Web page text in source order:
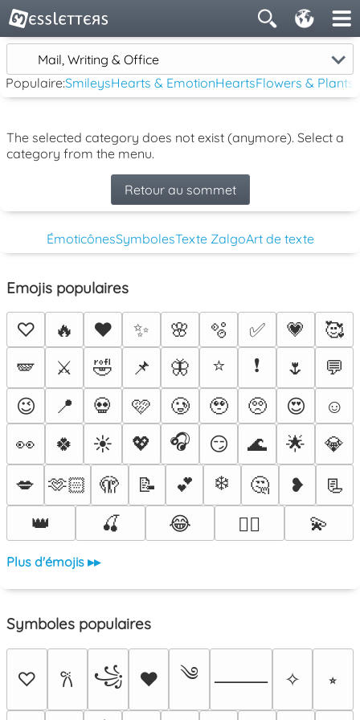
Mail, Writing & Office
Populaire:SmileysHearts & EmotionHeartsFlowers & Plants
The selected category does not exist (anymore). Select a
category from the menu.
Retour au sommet
ÉmoticônesSymbolesTexte ZalgoArt de texte
Emojis populaires
♡ 🔥 ❤️ ✨ 🌸 🫧 ✅ 💗
🥰
🪽
⚔️ 🤣 📌 🦋 ⭐ ❗ 🌷
💬
😉
📍 💀 🩷 🥲 🥹 🥺 😍
☺️
👀
🍀 ☀️ 💖 🎧 😏 🌊 🌟
💎
💋
🫶🏻 🫣 📝 💕 ❄️ 🤔 ❥
📃
👑
🍒 😂 ❤️‍🔥 💫
Plus d'émojis ▸▸
Symboles populaires
♡ 𐙚 ꧁ ♥ ༄ ⸻ ✧ ⭒